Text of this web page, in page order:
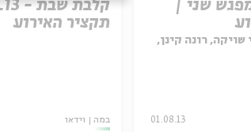
תקציר האירוע
במה וידאו
שני |
שויקה, רונה קינן,
01.08.13